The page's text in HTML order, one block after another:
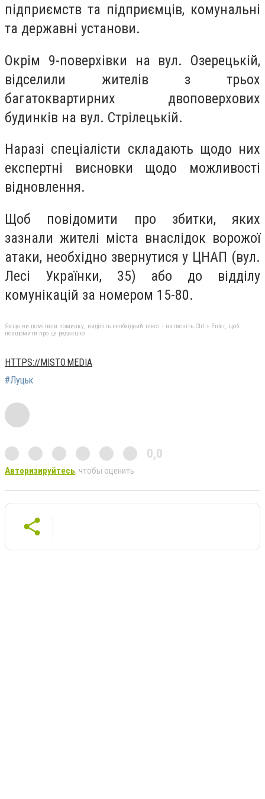
підприємств та підприємців, комунальні
та державні установи.
Окрім 9-поверхівки на вул. Озерецькій,
відселили жителів з трьох
багатоквартирних двоповерхових
будинків на вул. Стрілецькій.
Наразі спеціалісти складають щодо них
експертні висновки щодо можливості
відновлення.
Щоб повідомити про збитки, яких
зазнали жителі міста внаслідок ворожої
атаки, необхідно звернутися у ЦНАП (вул.
Лесі Українки, 35) або до відділу
комунікацій за номером 15-80.
Якщо ви помітили помилку, виділіть необхідний текст і натисніть Ctrl + Enter, щоб
повідомити про це редакцію
HTTPS://MISTO.MEDIA
#Луцьк
0,0
Авторизируйтесь, чтобы оценить